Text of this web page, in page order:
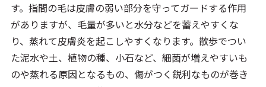
す。指間の毛は皮膚の弱い部分を守ってガードする作用
がありますが、毛量が多いと水分などを蓄えやすくな
り、蒸れて皮膚炎を起こしやすくなります。散歩でつい
た泥水や土、植物の種、小石など、細菌が増えやすいも
のや蒸れる原因となるもの、傷がつく鋭利なものが巻き